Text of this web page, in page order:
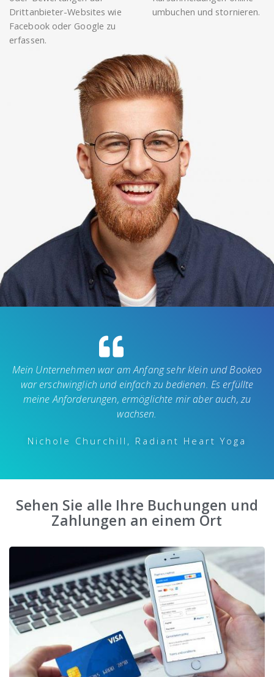
Drittanbieter-Websites wie
Facebook oder Google zu
erfassen.
umbuchen und stornieren.
Mein Unternehmen war am Anfang sehr klein und Bookeo
war erschwinglich und einfach zu bedienen. Es erfüllte
meine Anforderungen, ermöglichte mir aber auch, zu
wachsen.
Nichole Churchill, Radiant Heart Yoga
Sehen Sie alle Ihre Buchungen und
Zahlungen an einem Ort